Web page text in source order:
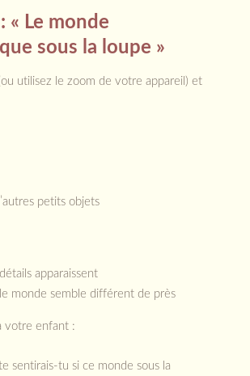
« Le monde
sous la loupe »
utilisez le zoom de votre appareil) et
petits objets
apparaissent
monde semble différent de près
votre enfant :
sentirais-tu si ce monde sous la